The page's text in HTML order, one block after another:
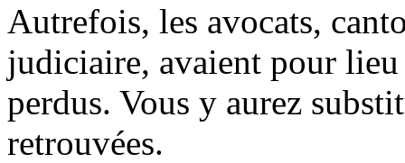
Autrefois, les avocats,
judiciaire, avaient pour lieu
perdus. Vous y aurez
retrouvées.